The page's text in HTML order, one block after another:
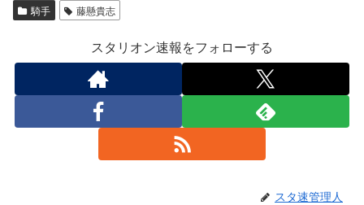
騎手 藤懸貴志
スタリオン速報をフォローする
スタ速管理人